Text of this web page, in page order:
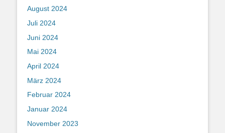
August 2024
Juli 2024
Juni 2024
Mai 2024
April 2024
März 2024
Februar 2024
Januar 2024
November 2023